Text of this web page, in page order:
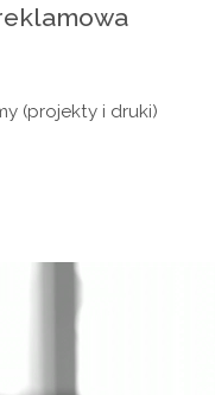
(projekty i druki)